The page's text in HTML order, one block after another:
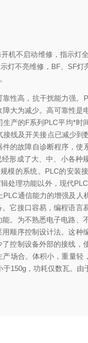
机不启动维修，指示灯
灯不亮维修，BF、SF
性高，抗干扰能力强。
大为减少。高可靠性
产的F系列PLC平均*时
线及开关接点已减少到
的故障自诊断程序，
形成了大、中、小各种
模的系统。PLC的安装
处理功能以外，现代
通信能力的增强及人
它接口容易，编程语言
。为不熟悉电子电路、
顺序控制设计法。这种
控制设备外部的接线，
场合。体积小，重量轻
150g，功耗仅数瓦。